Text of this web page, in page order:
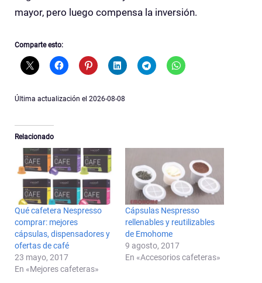
mayor, pero luego compensa la inversión.
Comparte esto:
Última actualización el 2026-08-08
Relacionado
Qué cafetera Nespresso
comprar: mejores
cápsulas, dispensadores y
ofertas de café
23 mayo, 2017
En «Mejores cafeteras»
Cápsulas Nespresso
rellenables y reutilizables
de Emohome
9 agosto, 2017
En «Accesorios cafeteras»